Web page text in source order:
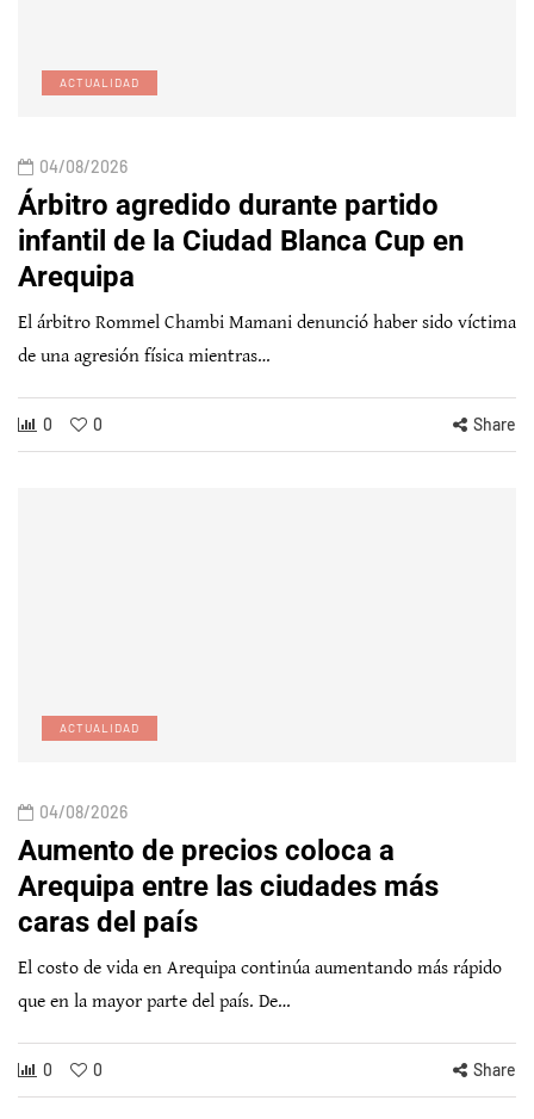
ACTUALIDAD
04/08/2026
Árbitro agredido durante partido
infantil de la Ciudad Blanca Cup en
Arequipa
El árbitro Rommel Chambi Mamani denunció haber sido víctima
de una agresión física mientras…
0 0 Share
ACTUALIDAD
04/08/2026
Aumento de precios coloca a
Arequipa entre las ciudades más
caras del país
El costo de vida en Arequipa continúa aumentando más rápido
que en la mayor parte del país. De…
0 0 Share